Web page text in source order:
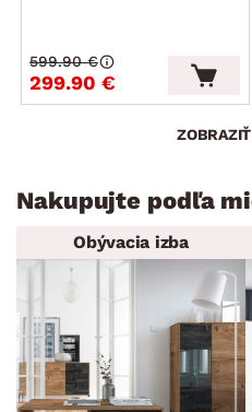
299.90 €
599.90 €
Nakupujte podľa
Obývacia izba